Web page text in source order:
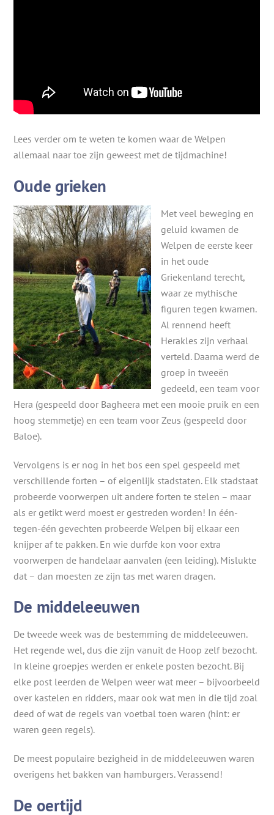
Lees verder om te weten te komen waar de Welpen
allemaal naar toe zijn geweest met de tijdmachine!
Oude grieken
Met veel beweging en
geluid kwamen de
Welpen de eerste keer
in het oude
Griekenland terecht,
waar ze mythische
figuren tegen kwamen.
Al rennend heeft
Herakles zijn verhaal
verteld. Daarna werd de
groep in tweeën
gedeeld, een team voor
Hera (gespeeld door Bagheera met een mooie pruik en een
hoog stemmetje) en een team voor Zeus (gespeeld door
Baloe).
Vervolgens is er nog in het bos een spel gespeeld met
verschillende forten – of eigenlijk stadstaten. Elk stadstaat
probeerde voorwerpen uit andere forten te stelen – maar
als er getikt werd moest er gestreden worden! In één-
tegen-één gevechten probeerde Welpen bij elkaar een
knijper af te pakken. En wie durfde kon voor extra
voorwerpen de handelaar aanvalen (een leiding). Mislukte
dat – dan moesten ze zijn tas met waren dragen.
De middeleeuwen
De tweede week was de bestemming de middeleeuwen.
Het regende wel, dus die zijn vanuit de Hoop zelf bezocht.
In kleine groepjes werden er enkele posten bezocht. Bij
elke post leerden de Welpen weer wat meer – bijvoorbeeld
over kastelen en ridders, maar ook wat men in die tijd zoal
deed of wat de regels van voetbal toen waren (hint: er
waren geen regels).
De meest populaire bezigheid in de middeleeuwen waren
overigens het bakken van hamburgers. Verassend!
De oertijd